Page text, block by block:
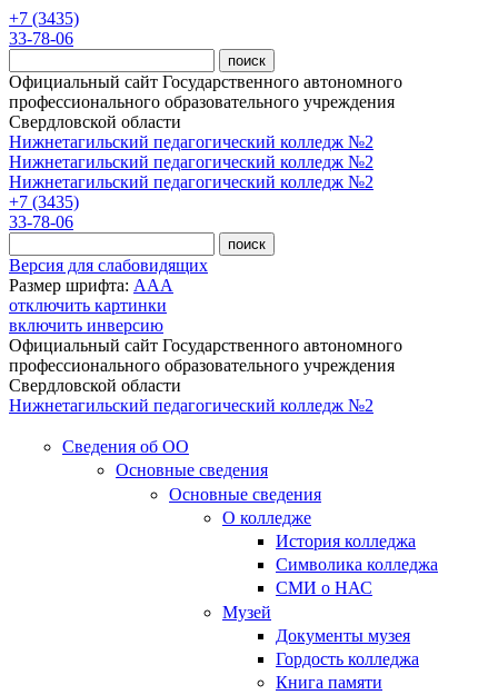
Перейти к основному содержанию
+7 (3435)
33-78-06
Официальный сайт Государственного автономного
профессионального образовательного учреждения
Свердловской области
Нижнетагильский педагогический колледж №2
Нижнетагильский педагогический колледж №2
Нижнетагильский педагогический колледж №2
+7 (3435)
33-78-06
Версия для слабовидящих
Размер шрифта: AAA
отключить картинки
включить инверсию
Официальный сайт Государственного автономного
профессионального образовательного учреждения
Свердловской области
Нижнетагильский педагогический колледж №2
Сведения об ОО
Основные сведения
Основные сведения
О колледже
История колледжа
Символика колледжа
СМИ о НАС
Музей
Документы музея
Гордость колледжа
Книга памяти